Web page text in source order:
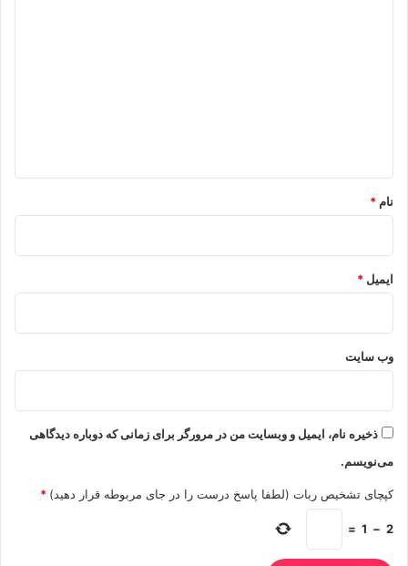
نام *
ایمیل *
وب‌ سایت
ذخیره نام، ایمیل و وبسایت من در مرورگر برای زمانی که دوباره دیدگاهی
می‌نویسم.
کپچای تشخیص ربات (لطفا پاسخ درست را در جای مربوطه قرار دهید) *
2
−
1
=